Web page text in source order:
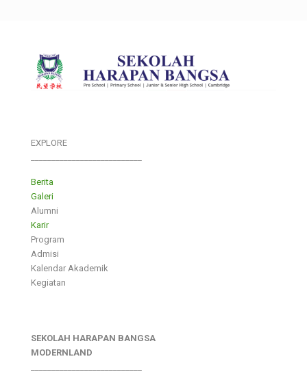
EXPLORE
Berita
Galeri
Alumni
Karir
Program
Admisi
Kalendar Akademik
Kegiatan
SEKOLAH HARAPAN BANGSA
MODERNLAND